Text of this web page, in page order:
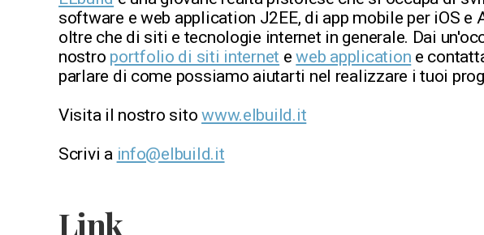
software e web application J2EE, di app mobile per iOS e
oltre che di siti e tecnologie internet in generale. Dai
nostro portfolio di siti internet eweb application e
parlare di come possiamo aiutarti nel realizzare i tuoi
Visita il nostro sitowww.elbuild.it
Scrivi a info@elbuild.it
Link